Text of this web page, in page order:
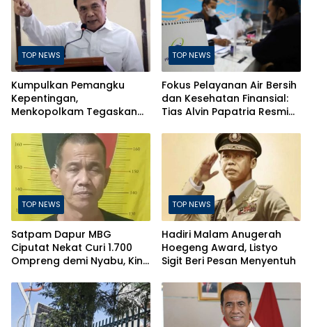
TOP NEWS
Kumpulkan Pemangku
Kepentingan,
Menkopolkam Tegaskan
Terkendali
TOP NEWS
Fokus Pelayanan Air Bersih
dan Kesehatan Finansial:
Tias Alvin Papatria Resmi
Minum Surabaya
TOP NEWS
Satpam Dapur MBG
Ciputat Nekat Curi 1.700
Ompreng demi Nyabu, Kini
TOP NEWS
Hadiri Malam Anugerah
Hoegeng Award, Listyo
Sigit Beri Pesan Menyentuh